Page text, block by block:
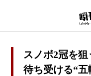
スノボ2冠を
待ち受ける“